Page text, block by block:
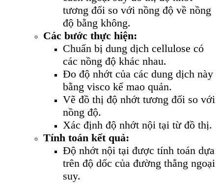
tương đối so với nồng độ về nồng
độ bằng không.
Các bước thực hiện:
Chuẩn bị dung dịch cellulose có
các nồng độ khác nhau.
Đo độ nhớt của các dung dịch này
bằng visco kế mao quản.
Vẽ đồ thị độ nhớt tương đối so với
nồng độ.
Xác định độ nhớt nội tại từ đồ thị.
Tính toán kết quả:
Độ nhớt nội tại được tính toán dựa
trên độ dốc của đường thẳng ngoại
suy.